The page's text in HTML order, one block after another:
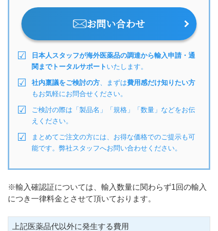
お問い合わせ
日本人スタッフが海外医薬品の調達から輸入申請・通
関までトータルサポートいたします。
社内稟議をご検討の方 、まずは費用感だけ知りたい方
もお気軽にお問合せください。
ご検討の際は「製品名」「規格」「数量」などをお伝
えください。
まとめてご注文の方には、お得な価格でのご提示も可
能です。弊社スタッフへお問い合わせください。
※輸入確認証については、輸入数量に関わらず1回の輸入
につき一律料金とさせて頂いております。
上記医薬品代以外に発生する費用